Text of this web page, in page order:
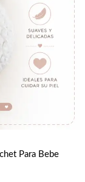
Para Bebe